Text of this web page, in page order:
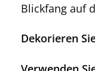
Blickfang auf
Dekorieren